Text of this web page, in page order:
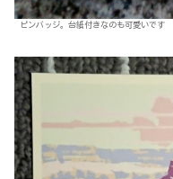
ピンバッジ。台紙付きなのも可愛いです